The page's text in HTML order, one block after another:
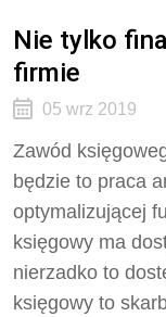
Nie tylko
firmie
05 wrz 2019
Zawód
będzie to praca
optymalizującej
księgowy ma
nierzadko to
księgowy to